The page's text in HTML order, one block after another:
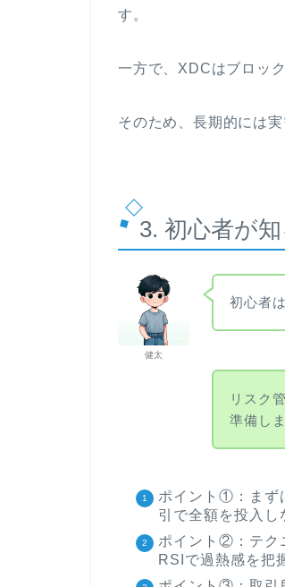
す。
一方で、XDCはブロッ
そのため、長期的には
3. 初心者が
健太
初心者
リスク
準備し
ポイント①：まず
引で全額を投入し
ポイント②：テク
RSIで過熱感を把